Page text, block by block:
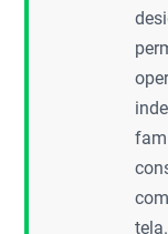
tela.